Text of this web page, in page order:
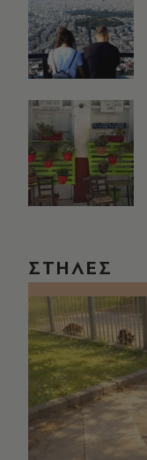
ΣΤΗΛΕΣ